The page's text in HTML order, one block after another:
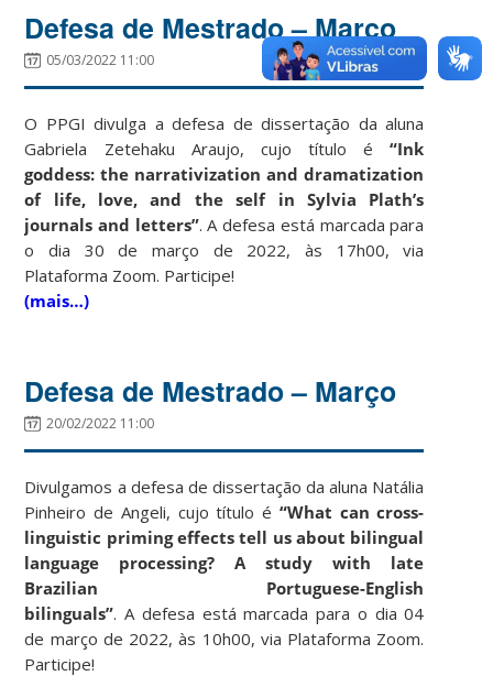
Defesa de Mestrado – Março
05/03/2022 11:00
O PPGI divulga a defesa de dissertação da aluna
Gabriela Zetehaku Araujo, cujo título é“Ink
goddess: the narrativization and dramatization
of life, love, and the self in Sylvia Plath’s
journals and letters”. A defesa está marcada para
o dia 30 de março de 2022, às 17h00, via
Plataforma Zoom. Participe!
(mais…)
Defesa de Mestrado – Março
20/02/2022 11:00
Divulgamos a defesa de dissertação da aluna Natália
Pinheiro de Angeli, cujo título é “What can cross-
linguistic priming effects tell us about bilingual
language processing? A study with late
Brazilian Portuguese-English
bilinguals”. A defesa está marcada para o dia 04
de março de 2022, às 10h00, via Plataforma Zoom.
Participe!